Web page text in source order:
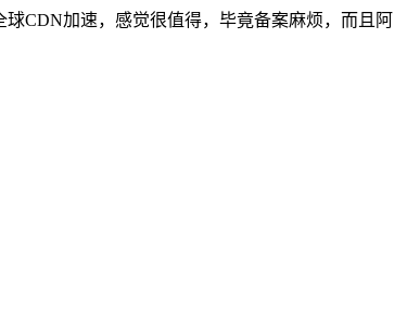
CDN加速，感觉很值得，毕竟备案麻烦，而且阿